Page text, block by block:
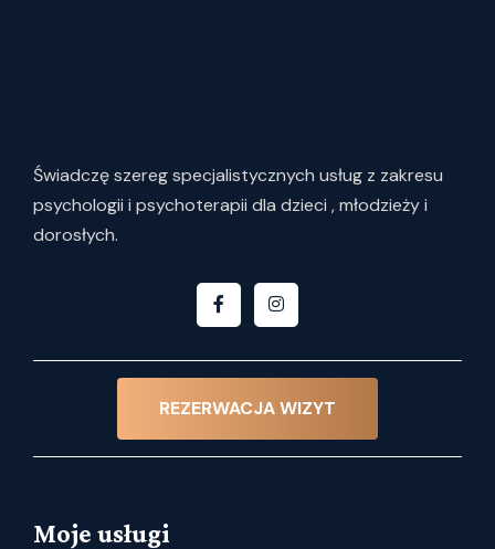
Świadczęszeregspecjalistycznych usług z zakresu
psychologii i psychoterapii dla dzieci , młodzieży i
dorosłych.
REZERWACJA WIZYT
Moje usługi